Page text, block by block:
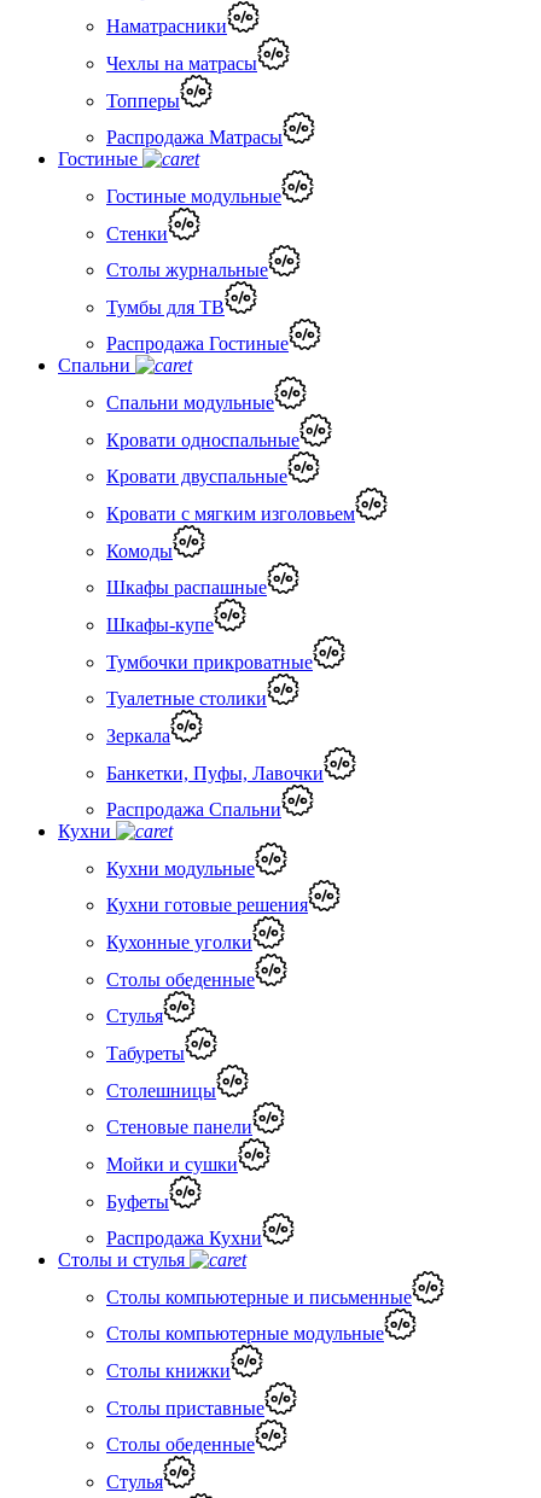
Наматрасники
Чехлы на матрасы
Топперы
Распродажа Матрасы
Гостиные
Гостиные модульные
Стенки
Столы журнальные
Тумбы для ТВ
Распродажа Гостиные
Спальни
Спальни модульные
Кровати односпальные
Кровати двуспальные
Кровати с мягким изголовьем
Комоды
Шкафы распашные
Шкафы-купе
Тумбочки прикроватные
Туалетные столики
Зеркала
Банкетки, Пуфы, Лавочки
Распродажа Спальни
Кухни
Кухни модульные
Кухни готовые решения
Кухонные уголки
Столы обеденные
Стулья
Табуреты
Столешницы
Стеновые панели
Мойки и сушки
Буфеты
Распродажа Кухни
Столы и стулья
Столы компьютерные и письменные
Столы компьютерные модульные
Столы книжки
Столы приставные
Столы обеденные
Стулья